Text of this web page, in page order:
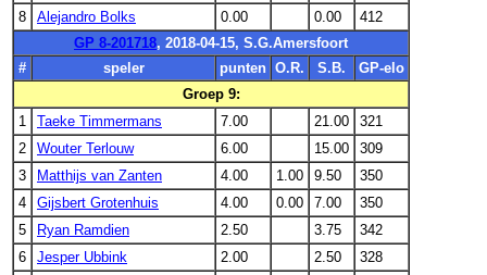
8
Alejandro Bolks 0.00 0.00
412
GP 8-201718, 2018-04-15, S.G.Amersfoort
#
speler punten O.R. S.B.
GP-elo
Groep 9:
1
Taeke Timmermans 7.00 21.00
321
2
Wouter Terlouw 6.00 15.00
309
3
Matthijs van Zanten 4.00 1.00 9.50
350
4
Gijsbert Grotenhuis 4.00 0.00 7.00
350
5
Ryan Ramdien 2.50 3.75
342
6
Jesper Ubbink 2.00 2.50
328